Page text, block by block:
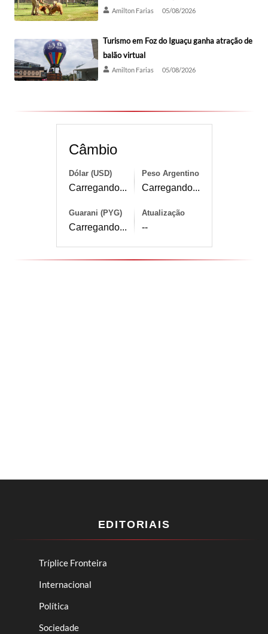
Amilton Farias 05/08/2026
Turismo em Foz do Iguaçu ganha atração de
balão virtual
Amilton Farias 05/08/2026
Câmbio
Dólar (USD)
Carregando...
Peso Argentino
Carregando...
Guarani (PYG)
Carregando...
Atualização
--
EDITORIAIS
Tríplice Fronteira
Internacional
Política
Sociedade